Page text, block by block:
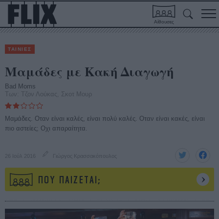
Αίθουσες
ΤΑΙΝΙΕΣ
Μαμάδες με Κακή Διαγωγή
Bad Moms
Των: Τζον Λούκας, Σκοτ Μουρ
Μαμάδες. Οταν είναι καλές, είναι πολύ καλές. Οταν είναι κακές, είναι
πιο αστείες; Οχι απαραίτητα.
26 Ιούλ 2016 Γιώργος Κρασσακόπουλος
ΠΟΥ ΠΑΙΖΕΤΑΙ;